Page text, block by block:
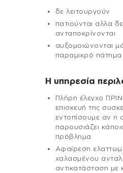
δε λειτουργούν
πατιούνται αλλα
ανταποκρίνονται
αυξομοιώνονται
παραμικρό πάτημα
H υπηρεσία
Πλήρη έλεγχο
επισκευή της
εντοπίσουμε αν η
παρουσιάζει
πρόβλημα
Αφαίρεση
χαλασμένου
αντικατάσταση με